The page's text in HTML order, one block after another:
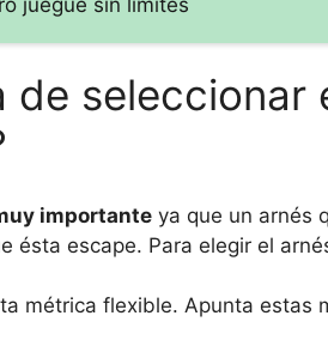
juegue sin límites
de seleccionar
importante ya que un arnés
ésta escape. Para elegir el
métrica flexible. Apunta estas